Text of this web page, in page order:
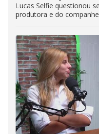
Lucas Selfie questionou
produtora e do